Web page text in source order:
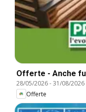
Offerte - Anche
28/05/2026-31/08/2026
Offerte